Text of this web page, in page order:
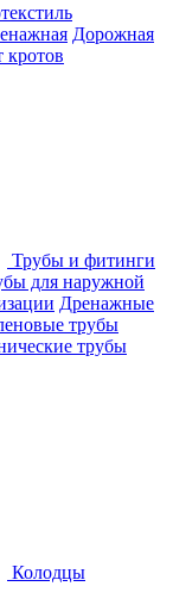
Дорожная
кротов
Трубы и фитинги
для наружной
Дренажные
трубы
трубы
Колодцы